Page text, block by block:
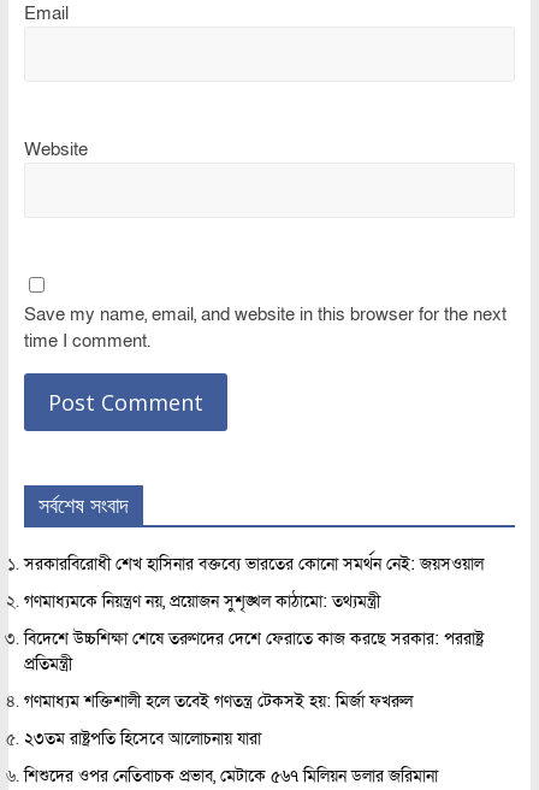
Email
Website
Save my name, email, and website in this browser for the next
time I comment.
সর্বশেষ সংবাদ
সরকারবিরোধী শেখ হাসিনার বক্তব্যে ভারতের কোনো সমর্থন নেই: জয়সওয়াল
গণমাধ্যমকে নিয়ন্ত্রণ নয়, প্রয়োজন সুশৃঙ্খল কাঠামো: তথ্যমন্ত্রী
বিদেশে উচ্চশিক্ষা শেষে তরুণদের দেশে ফেরাতে কাজ করছে সরকার: পররাষ্ট্র
প্রতিমন্ত্রী
গণমাধ্যম শক্তিশালী হলে তবেই গণতন্ত্র টেকসই হয়: মির্জা ফখরুল
২৩তম রাষ্ট্রপতি হিসেবে আলোচনায় যারা
শিশুদের ওপর নেতিবাচক প্রভাব, মেটাকে ৫৬৭ মিলিয়ন ডলার জরিমানা